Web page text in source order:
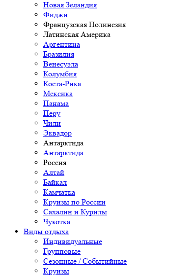
Новая Зеландия
Фиджи
Французская Полинезия
Латинская Америка
Аргентина
Бразилия
Венесуэла
Колумбия
Коста-Рика
Мексика
Панама
Перу
Чили
Эквадор
Антарктида
Антарктида
Россия
Алтай
Байкал
Камчатка
Круизы по России
Сахалин и Курилы
Чукотка
Виды отдыха
Индивидуальные
Групповые
Сезонные / Событийные
Круизы